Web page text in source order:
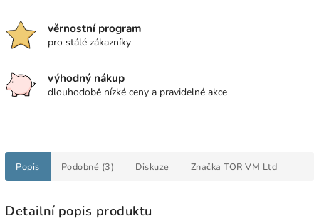
věrnostní program
pro stálé zákazníky
výhodný nákup
dlouhodobě nízké ceny a pravidelné akce
Popis Podobné (3) Diskuze Značka TOR VM Ltd
Detailní popis produktu